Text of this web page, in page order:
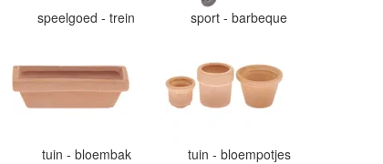
speelgoed - trein sport - barbeque
tuin - bloembak tuin - bloempotjes